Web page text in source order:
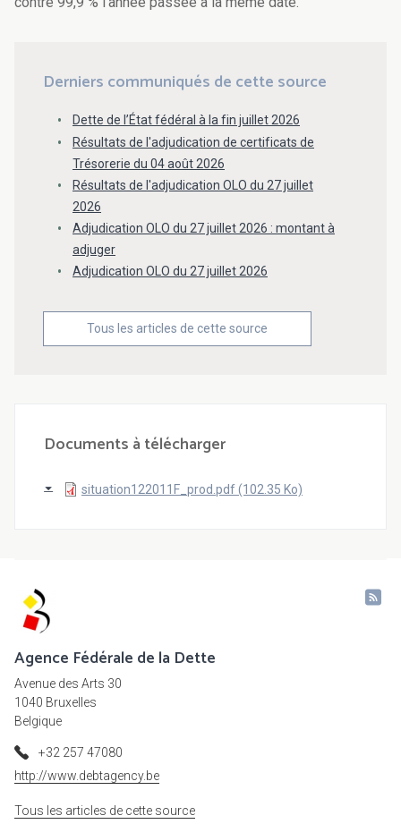
Derniers communiqués de cette source
Dette de l’État fédéral à la fin juillet 2026
Résultats de l'adjudication de certificats de
Trésorerie du 04 août 2026
Résultats de l'adjudication OLO du 27 juillet
2026
Adjudication OLO du 27 juillet 2026 : montant à
adjuger
Adjudication OLO du 27 juillet 2026
Tous les articles de cette source
Documents à télécharger
situation122011F_prod.pdf (102.35 Ko)
Agence Fédérale de la Dette
Avenue des Arts 30
1040 Bruxelles
Belgique
+32 257 47080
http://www.debtagency.be
Tous les articles de cette source